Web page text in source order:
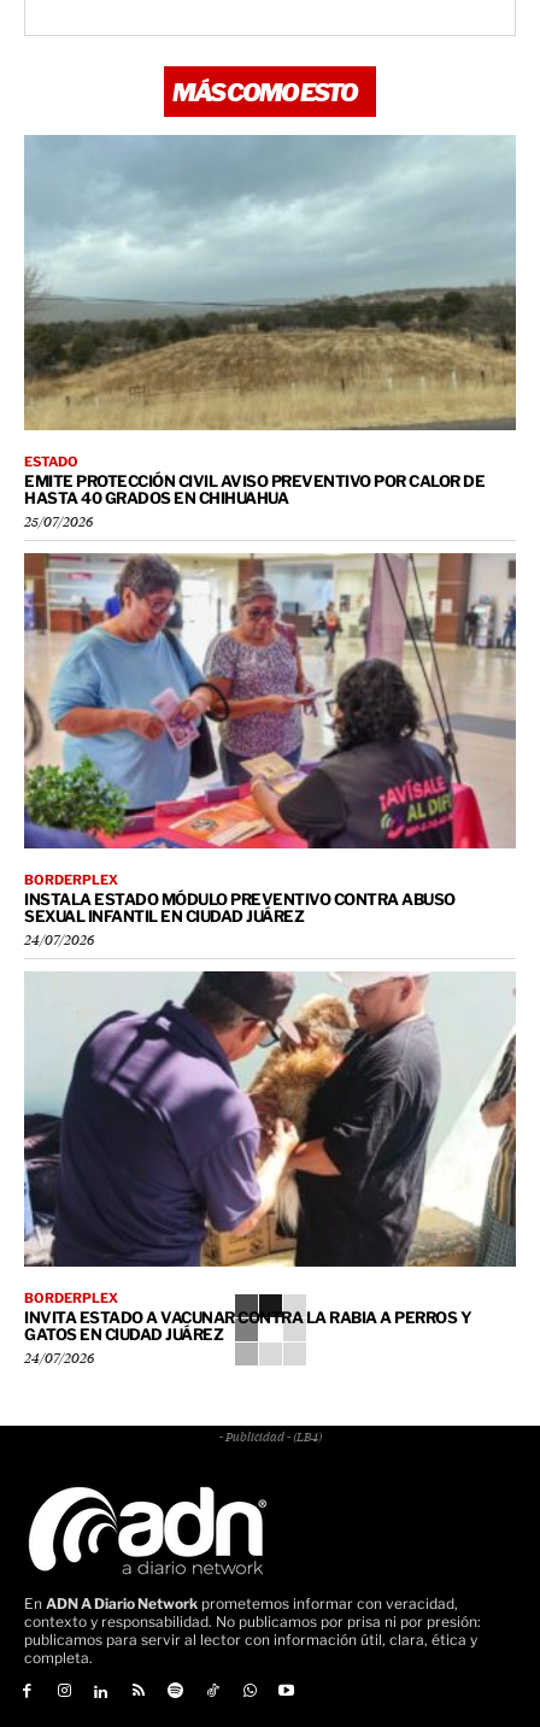
MÁS COMO ESTO
ESTADO
EMITE PROTECCIÓN CIVIL AVISO PREVENTIVO POR CALOR DE
HASTA 40 GRADOS EN CHIHUAHUA
25/07/2026
BORDERPLEX
INSTALA ESTADO MÓDULO PREVENTIVO CONTRA ABUSO
SEXUAL INFANTIL EN CIUDAD JUÁREZ
24/07/2026
BORDERPLEX
INVITA ESTADO A VACUNAR CONTRA LA RABIA A PERROS Y
GATOS EN CIUDAD JUÁREZ
24/07/2026
- Publicidad - (LB4)
En ADN A Diario Network prometemos informar con veracidad,
contexto y responsabilidad. No publicamos por prisa ni por presión:
publicamos para servir al lector con información útil, clara, ética y
completa.